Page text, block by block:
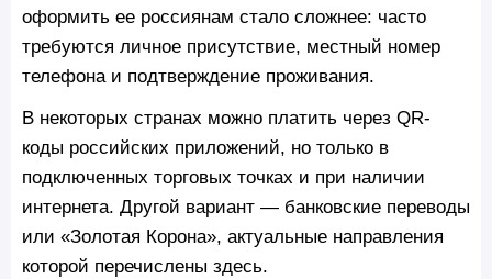
оформить ее россиянам стало сложнее: часто
требуются личное присутствие, местный номер
телефона и подтверждение проживания.
В некоторых странах можно платить через QR-
коды российских приложений, но только в
подключенных торговых точках и при наличии
интернета. Другой вариант — банковские переводы
или «Золотая Корона», актуальные направления
которой перечислены здесь.